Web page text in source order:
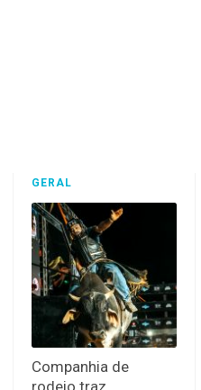
GERAL
Companhia de